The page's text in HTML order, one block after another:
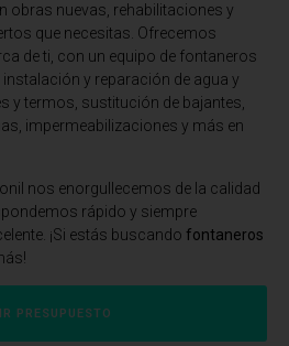
obras nuevas, rehabilitaciones y
que necesitas. Ofrecemos
de ti, con un equipo de fontaneros
y reparación de agua y
y termos, sustitución de bajantes,
impermeabilizaciones y más en
nos enorgullecemos de la calidad
rápido y siempre
¡Si estás buscando fontaneros
PRESUPUESTO